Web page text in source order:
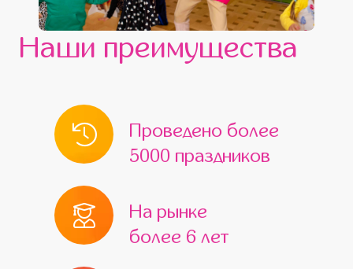
Наши преимущества
Проведено более
5000 праздников
На рынке
более 6 лет